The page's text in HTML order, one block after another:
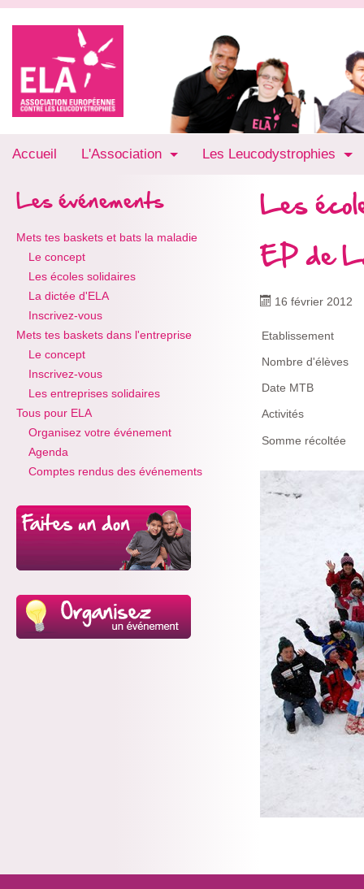
Accueil L'Association Les Leucodystrophies
Les événements
Mets tes baskets et bats la maladie
Le concept
Les écoles solidaires
La dictée d'ELA
Inscrivez-vous
Mets tes baskets dans l'entreprise
Le concept
Inscrivez-vous
Les entreprises solidaires
Tous pour ELA
Organisez votre événement
Agenda
Comptes rendus des événements
Les
EP de
16 février 2012
Etablissement
Nombre d'élèves
Date MTB
Activités
Somme récoltée